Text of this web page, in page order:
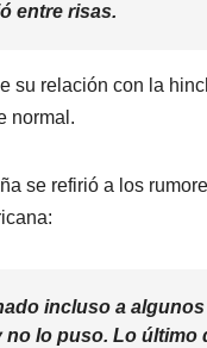
entre risas.
su relación con la
normal.
se refirió a los
incluso a
lo puso. Lo último